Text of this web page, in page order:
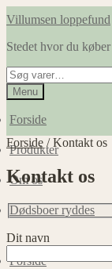
Spring
navigation
Spring
indhold
Villumsen loppefund
Stedet hvor du
Søg
efter:
Menu
Forside
Produkter
Om os
Dødsboer ryddes
Forside
Forside /Kontakt os
Kontakt os
Dit navn